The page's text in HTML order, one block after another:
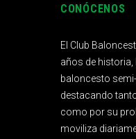
CONÓCENOS
El Club
años de historia,
baloncesto
destacando
como por su
moviliza